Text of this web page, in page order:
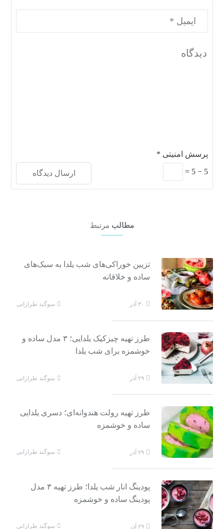
پرسش امنیتی *
5
−
5
=
مطالب مرتبط
تزیین خوراکی‌های شب یلدا به سبک‌های
ساده و خلاقانه
۳۰ آذر سوگند طرازانی
طرز تهیه چیزکیک یلدایی؛ ۳ مدل ساده و
خوشمزه برای شب یلدا
۲۹ آذر سوگند طرازانی
طرز تهیه رولت هندوانه‌ای؛ دسری یلدایی
ساده و خوشمزه
۲۹ آذر سوگند طرازانی
پودینگ انار شب یلدا؛ طرز تهیه ۳ مدل
پودینگ ساده و خوشمزه
۲۹ آذر سوگند طرازانی